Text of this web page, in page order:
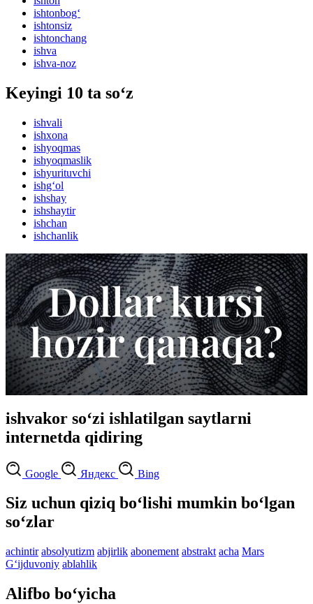
ishtonbog‘
ishtonsiz
ishtonchang
ishva
ishva-noz
Keyingi 10 ta so‘z
ishvali
ishxona
ishyoqmas
ishyoqmaslik
ishyurituvchi
ishg‘ol
ishshay
ishshaytir
ishchan
ishchanlik
ishvakor so‘zi ishlatilgan saytlarni
internetda qidiring
Google Яндекс Bing
Siz uchun qiziq bo‘lishi mumkin bo‘lgan
so‘zlar
achintir absolyutizm abjirlik abonement abstrakt acha Mars
G‘ijduvoniy ablahlik
Alifbo bo‘yicha